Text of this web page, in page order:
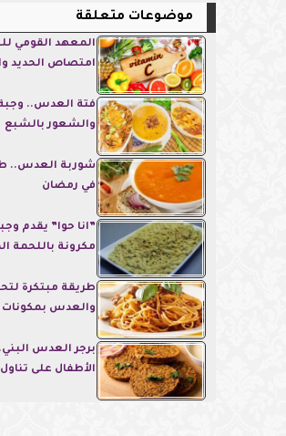
موضوعات متعلقة
امتصاص الحديد
فتة العدس.. وجبة
والشعور بالشبع
شوربة العدس..
في رمضان
”انا حوا” يقدم
مكرونة باللحمة
طريقة مبتكرة
والعدس بمكونات
برجر العدس
الأطفال على